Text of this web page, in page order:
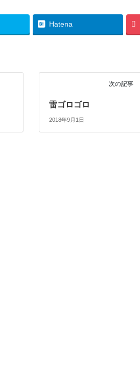
Hatena
次の記事
雷ゴロゴロ
2018年9月1日